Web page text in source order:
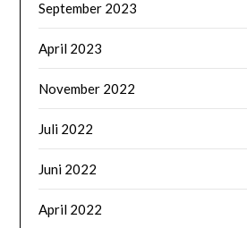
September 2023
April 2023
November 2022
Juli 2022
Juni 2022
April 2022